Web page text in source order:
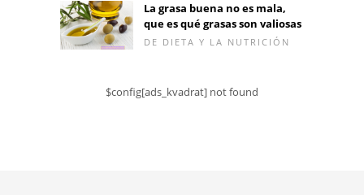
La grasa buena no es mala,
que es qué grasas son valiosas
DE DIETA Y LA NUTRICIÓN
$config[ads_kvadrat] not found